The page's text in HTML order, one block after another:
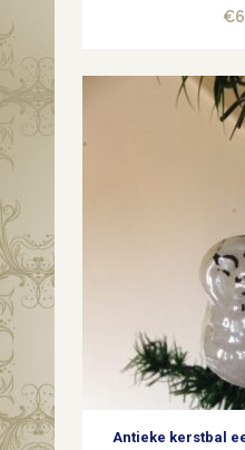
€
Antieke kerstbal